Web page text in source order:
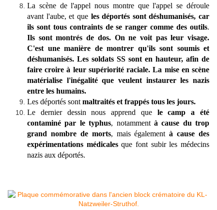
La scène de l'appel nous montre que l'appel se déroule
avant l'aube, et que les déportés sont déshumanisés, car
ils sont tous contraints de se ranger comme des outils.
Ils sont montrés de dos. On ne voit pas leur visage.
C'est une manière de montrer qu'ils sont soumis et
déshumanisés. Les soldats SS sont en hauteur, afin de
faire croire à leur supériorité raciale. La mise en scène
matérialise l'inégalité que veulent instaurer les nazis
entre les humains.
Les déportés sont maltraités et frappés tous les jours.
Le dernier dessin nous apprend que le camp a été
contaminé par le typhus, notamment à cause du trop
grand nombre de morts, mais égalementà cause des
expérimentations médicalesque font subir les médecins
nazis aux déportés.